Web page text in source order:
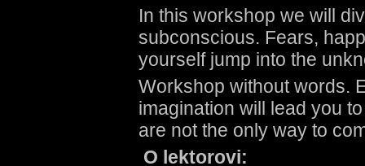
In this workshop we will
subconscious. Fears,
yourself jump into the
Workshop without words.
imagination will lead you
are not the only way to
O lektorovi: